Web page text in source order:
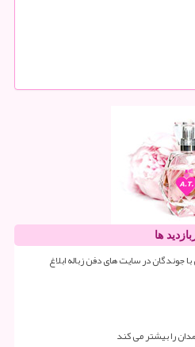
ها
جوندگان در سایت های دفن زباله ابلاغ
را بیشتر می کند